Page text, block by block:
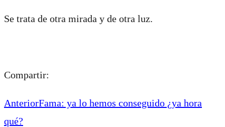
Se trata de otra mirada y de otra luz.
Compartir:
AnteriorFama: ya lo hemos conseguido ¿ya hora
qué?